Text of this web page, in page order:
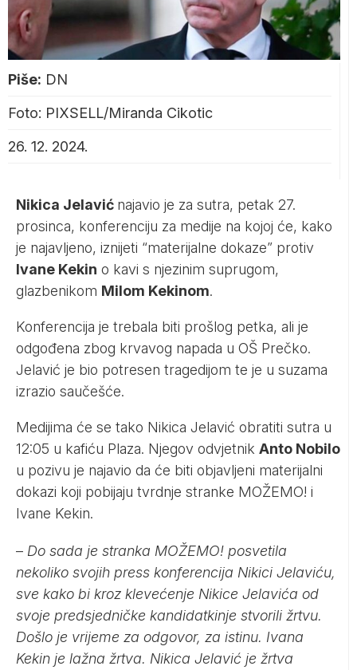
Piše: DN
Foto: PIXSELL/Miranda Cikotic
26. 12. 2024.
Nikica Jelavić najavio je za sutra, petak 27.
prosinca, konferenciju za medije na kojoj će, kako
je najavljeno, iznijeti “materijalne dokaze” protiv
Ivane Kekin o kavi s njezinim suprugom,
glazbenikom Milom Kekinom.
Konferencija je trebala biti prošlog petka, ali je
odgođena zbog krvavog napada u OŠ Prečko.
Jelavić je bio potresen tragedijom te je u suzama
izrazio saučešće.
Medijima će se tako Nikica Jelavić obratiti sutra u
12:05 u kafiću Plaza. Njegov odvjetnik Anto Nobilo
u pozivu je najavio da će biti objavljeni materijalni
dokazi koji pobijaju tvrdnje stranke MOŽEMO! i
Ivane Kekin.
– Do sada je stranka MOŽEMO! posvetila
nekoliko svojih press konferencija Nikici Jelaviću,
sve kako bi kroz klevećenje Nikice Jelavića od
svoje predsjedničke kandidatkinje stvorili žrtvu.
Došlo je vrijeme za odgovor, za istinu. Ivana
Kekin je lažna žrtva. Nikica Jelavić je žrtva